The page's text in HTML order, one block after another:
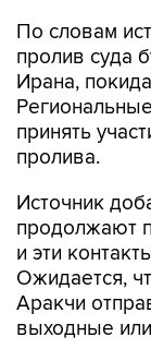
По словам
пролив суда
Ирана,
принять
пролива.
Источник
продолжают
и эти
Ожидается,
Аракчи
выходные